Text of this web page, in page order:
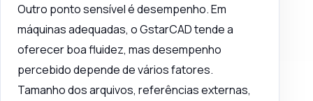
Outro ponto sensível é desempenho. Em
máquinas adequadas, o GstarCAD tende a
oferecer boa fluidez, mas desempenho
percebido depende de vários fatores.
Tamanho dos arquivos, referências externas,